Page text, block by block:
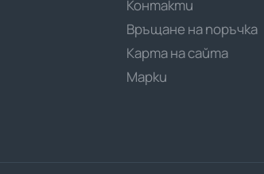
Контакти
Връщане на поръчка
Карта на сайта
Марки